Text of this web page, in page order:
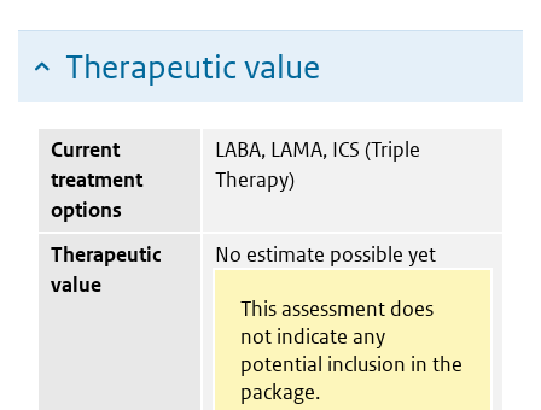
Therapeutic value
Current
treatment
options
LABA, LAMA, ICS (Triple
Therapy)
Therapeutic
value
No estimate possible yet
This assessment does
not indicate any
potential inclusion in the
package.